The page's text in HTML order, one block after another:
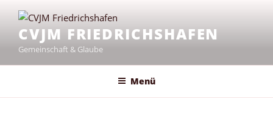
Inhalt
springenCVJM FRIEDRICHSHAFEN
Gemeinschaft & Glaube
Menü